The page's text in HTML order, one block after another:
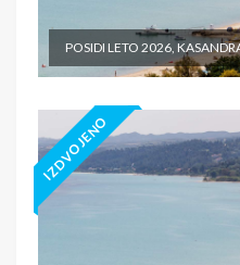
POSIDI LETO 2026,
IZDVOJENO